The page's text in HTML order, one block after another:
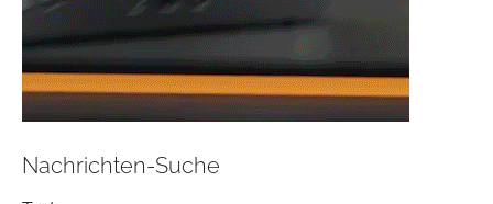
Nachrichten-Suche